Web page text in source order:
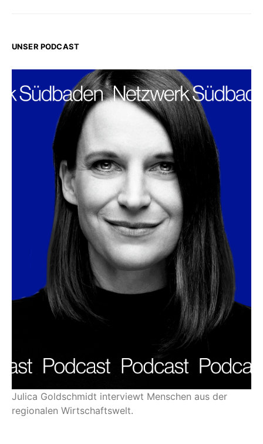
UNSER PODCAST
Julica Goldschmidt interviewt Menschen aus der
regionalen Wirtschaftswelt.